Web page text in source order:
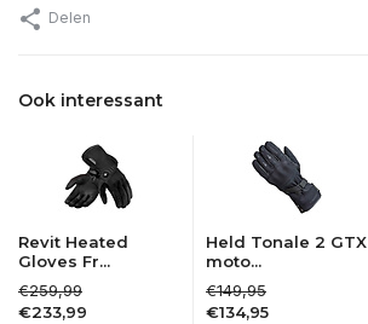
Delen
Ook interessant
Revit Heated
Gloves Fr...
€259,99
€233,99
Held Tonale 2 GTX
moto...
€149,95
€134,95